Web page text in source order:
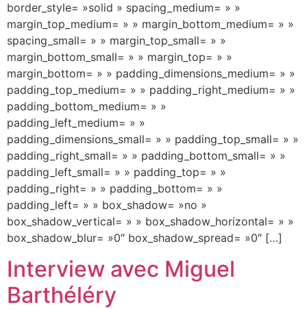
border_style= »solid » spacing_medium= » »
margin_top_medium= » » margin_bottom_medium= » »
spacing_small= » » margin_top_small= » »
margin_bottom_small= » » margin_top= » »
margin_bottom= » » padding_dimensions_medium= » »
padding_top_medium= » » padding_right_medium= » »
padding_bottom_medium= » »
padding_left_medium= » »
padding_dimensions_small= » » padding_top_small= » »
padding_right_small= » » padding_bottom_small= » »
padding_left_small= » » padding_top= » »
padding_right= » » padding_bottom= » »
padding_left= » » box_shadow= »no »
box_shadow_vertical= » » box_shadow_horizontal= » »
box_shadow_blur= »0″ box_shadow_spread= »0″ […]
Interview avec Miguel
Barthéléry